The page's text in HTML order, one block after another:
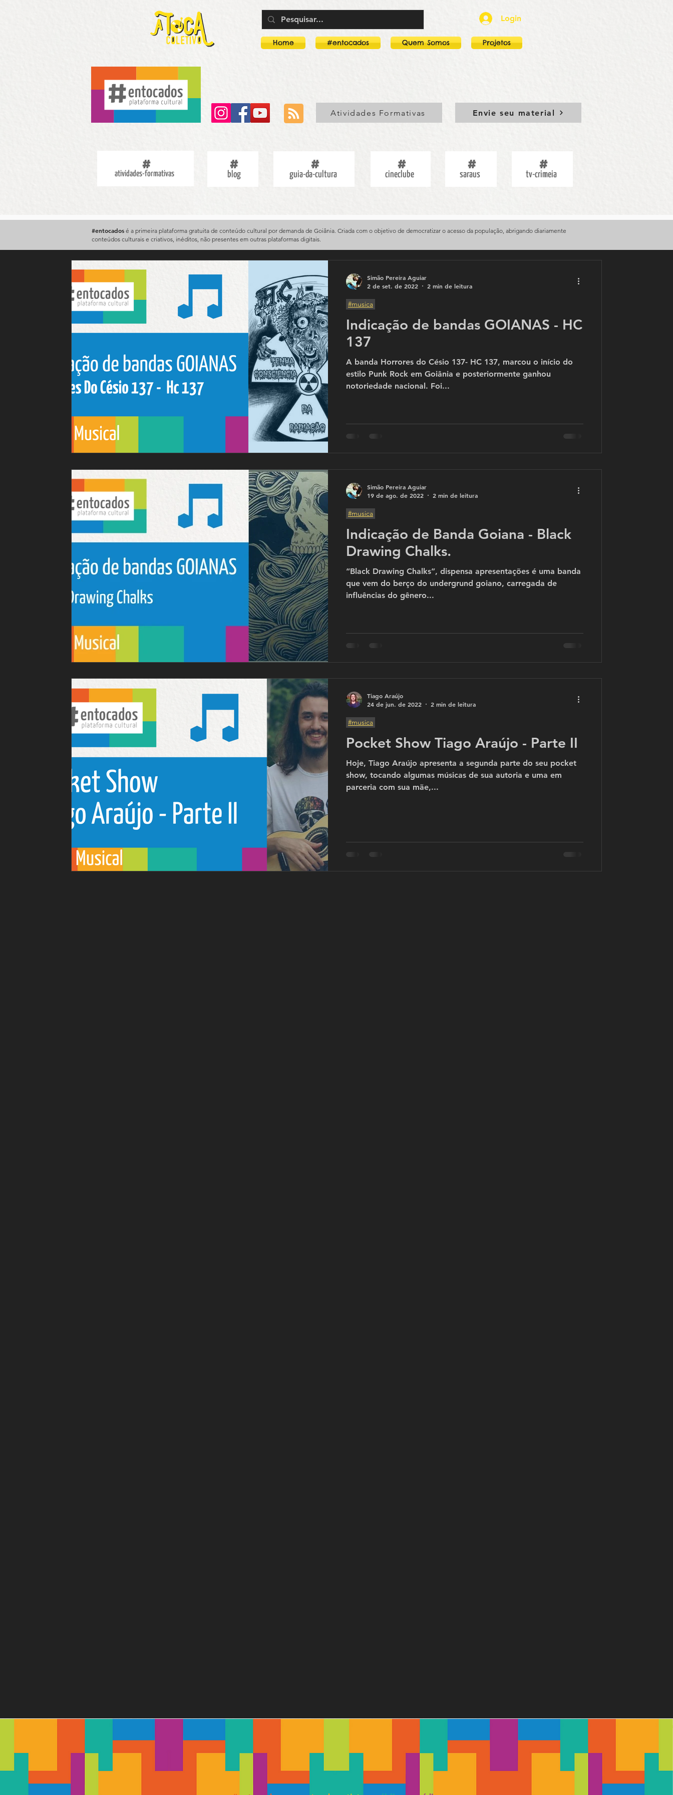
Login
Home #entocados Quem Somos Projetos
Atividades Formativas Envie seu material
atividades-formativas blog guia-da-cultura cineclube saraus tv-crimeia
#entocados é a primeira plataforma gratuita de conteúdo cultural por demanda de Goiânia. Criada com o objetivo de democratizar o acesso da população, abrigando diariamente
conteúdos culturais e criativos, inéditos, não presentes em outras plataformas digitais.
Indicação de bandas GOIANAS - HC
137
A banda Horrores do Césio 137- HC 137, marcou o início do
estilo Punk Rock em Goiânia e posteriormente ganhou
notoriedade nacional. Foi...
#musica
Simão Pereira Aguiar
2 de set. de 2022
2 min de leitura
Indicação de Banda Goiana - Black
Drawing Chalks.
“Black Drawing Chalks”, dispensa apresentações é uma banda
que vem do berço do undergrund goiano, carregada de
influências do gênero...
#musica
Simão Pereira Aguiar
19 de ago. de 2022
2 min de leitura
Pocket Show Tiago Araújo - Parte II
Hoje, Tiago Araújo apresenta a segunda parte do seu pocket
show, tocando algumas músicas de sua autoria e uma em
parceria com sua mãe,...
#musica
Tiago Araújo
24 de jun. de 2022
2 min de leitura